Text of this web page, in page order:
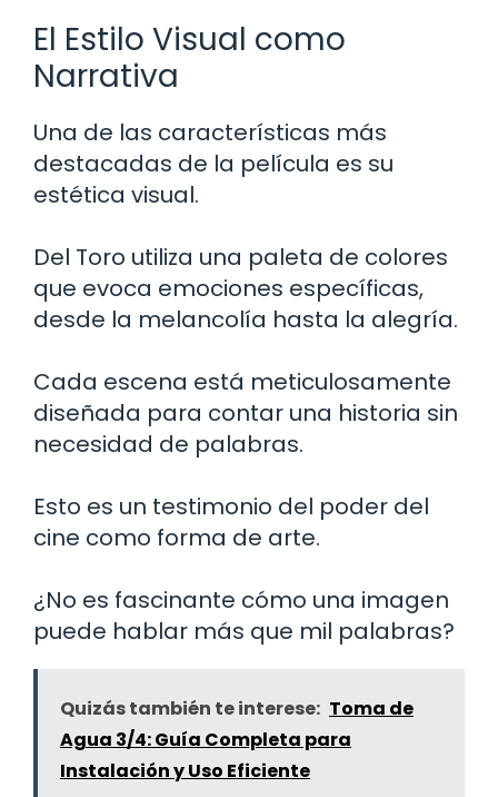
El Estilo Visual como
Narrativa
Una de las características más
destacadas de la película es su
estética visual.
Del Toro utiliza una paleta de colores
que evoca emociones específicas,
desde la melancolía hasta la alegría.
Cada escena está meticulosamente
diseñada para contar una historia sin
necesidad de palabras.
Esto es un testimonio del poder del
cine como forma de arte.
¿No es fascinante cómo una imagen
puede hablar más que mil palabras?
Quizás también te interese: Toma de
Agua 3/4: Guía Completa para
Instalación y Uso Eficiente